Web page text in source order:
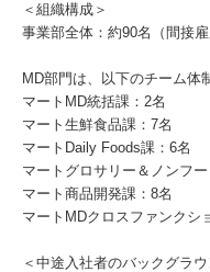
＜組織構成＞
事業部全体：約90名（間接雇
MD部門は、以下のチーム体
マートMD統括課：2名
マート生鮮食品課：7名
マートDaily Foods課：6名
マートグロサリー＆ノンフ
マート商品開発課：8名
マートMDクロスファンクシ
＜中途入社者のバックグラウ